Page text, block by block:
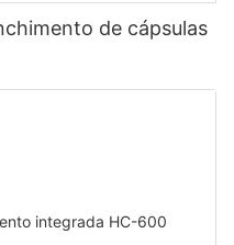
de cápsulas